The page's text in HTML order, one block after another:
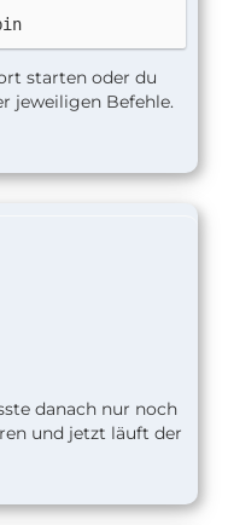
starten oder du
jeweiligen Befehle.
danach nur noch
und jetzt läuft der